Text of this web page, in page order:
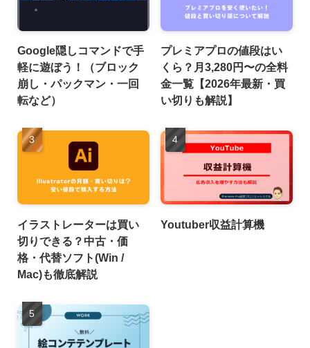
Google隠しコマンドで手
軽に遊ぼう！（ブロック
崩し・パックマン・一回
転など）
プレミアプロの値段はい
くら？月3,280円〜の全料
金一覧【2026年最新・買
い切りも解説】
イラストレーターは買い
切りできる？中古・価
格・代替ソフト(Win /
Mac)も徹底解説
Youtuber収益計算機